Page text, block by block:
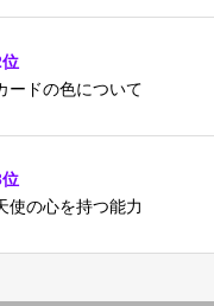
ードの色について
使の心を持つ能力